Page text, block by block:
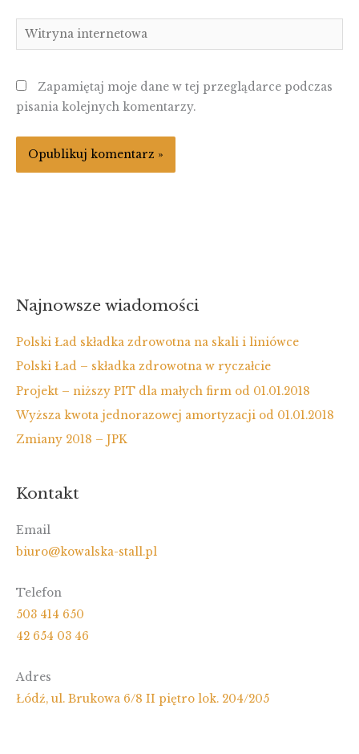
Witryna
internetowa
Zapamiętaj moje dane w tej przeglądarce podczas
pisania kolejnych komentarzy.
Najnowsze wiadomości
Polski Ład składka zdrowotna na skali i liniówce
Polski Ład – składka zdrowotna w ryczałcie
Projekt – niższy PIT dla małych firm od 01.01.2018
Wyższa kwota jednorazowej amortyzacji od 01.01.2018
Zmiany 2018 – JPK
Kontakt
Email
biuro@kowalska-stall.pl
Telefon
503 414 650
42 654 03 46
Adres
Łódź, ul. Brukowa 6/8 II piętro lok. 204/205